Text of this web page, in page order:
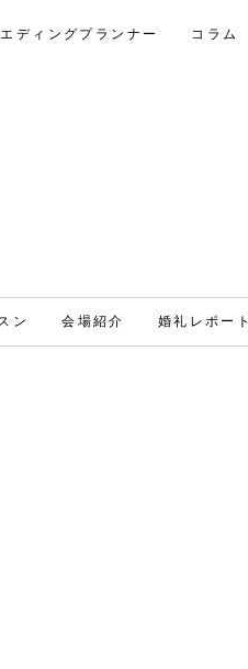
ディングプランナー コラム
ン 会場紹介 婚礼レポート